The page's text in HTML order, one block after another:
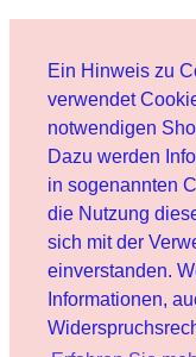
Ein Hinweis zu
verwendet
notwendigen
Dazu werden
in sogenannten
die Nutzung
sich mit der
einverstanden.
Informationen,
Service